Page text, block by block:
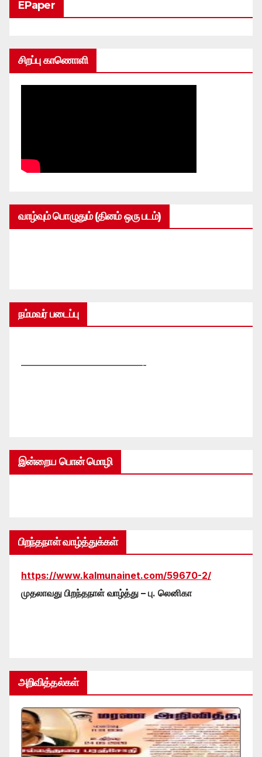
EPaper
சிறப்பு காணொளி
வாழ்வும் பொழுதும் (தினம் ஒரு படம்)
நம்மவர் படைப்பு
—————————————-
இன்றைய பொன் மொழி
பிறந்தநாள் வாழ்த்துக்கள்
https://www.kalmunainet.com/59670-2/
முதலாவது பிறந்தநாள் வாழ்த்து – பு. லெனிகா
அறிவித்தல்கள்